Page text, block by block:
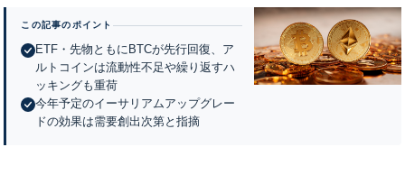
この記事のポイント
ETF・先物ともにBTCが先行回復、ア
ルトコインは流動性不足や繰り返すハ
ッキングも重荷
今年予定のイーサリアムアップグレー
ドの効果は需要創出次第と指摘